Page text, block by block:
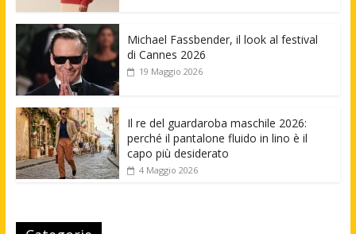
Michael Fassbender, il look al festival
di Cannes 2026
19 Maggio 2026
Il re del guardaroba maschile 2026:
perché il pantalone fluido in lino è il
capo più desiderato
4 Maggio 2026